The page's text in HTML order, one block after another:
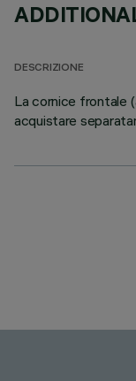
DESCRIZIONE
La cornice frontale
acquistare